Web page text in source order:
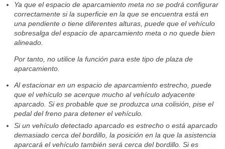
Ya que el espacio de aparcamiento meta no se podrá configurar
correctamente si la superficie en la que se encuentra está en
una pendiente o tiene diferentes alturas, puede que el vehículo
sobresalga del espacio de aparcamiento meta o no quede bien
alineado.
Por tanto, no utilice la función para este tipo de plaza de
aparcamiento.
Al estacionar en un espacio de aparcamiento estrecho, puede
que el vehículo se acerque mucho al vehículo adyacente
aparcado. Si es probable que se produzca una colisión, pise el
pedal del freno para detener el vehículo.
Si un vehículo detectado aparcado es estrecho o está aparcado
demasiado cerca del bordillo, la posición en la que la asistencia
aparcará el vehículo también será cerca del bordillo. Si es